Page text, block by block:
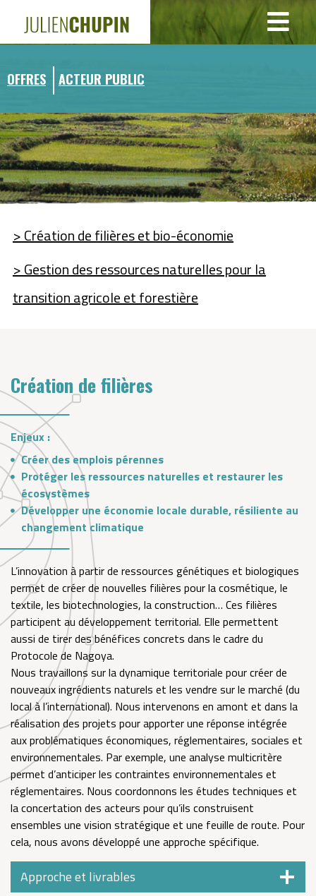
OFFRES ACTEUR PUBLIC
> Création de filières et bio-économie
> Gestion des ressources naturelles pour la
transition agricole et forestière
Création de filières
Enjeux :
Créer des emplois pérennes
Protéger les ressources naturelles et restaurer les
écosystèmes
Développer une économie locale durable, résiliente au
changement climatique
L’innovation à partir de ressources génétiques et biologiques
permet de créer de nouvelles filières pour la cosmétique, le
textile, les biotechnologies, la construction… Ces filières
participent au développement territorial. Elle permettent
aussi de tirer des bénéfices concrets dans le cadre du
Protocole de Nagoya.
Nous travaillons sur la dynamique territoriale pour créer de
nouveaux ingrédients naturels et les vendre sur le marché (du
local à l’international). Nous intervenons en amont et dans la
réalisation des projets pour apporter une réponse intégrée
aux problématiques économiques, réglementaires, sociales et
environnementales. Par exemple, une analyse multicritère
permet d’anticiper les contraintes environnementales et
réglementaires. Nous coordonnons les études techniques et
la concertation des acteurs pour qu’ils construisent
ensembles une vision stratégique et une feuille de route. Pour
cela, nous avons développé une approche spécifique.
Approche et livrables